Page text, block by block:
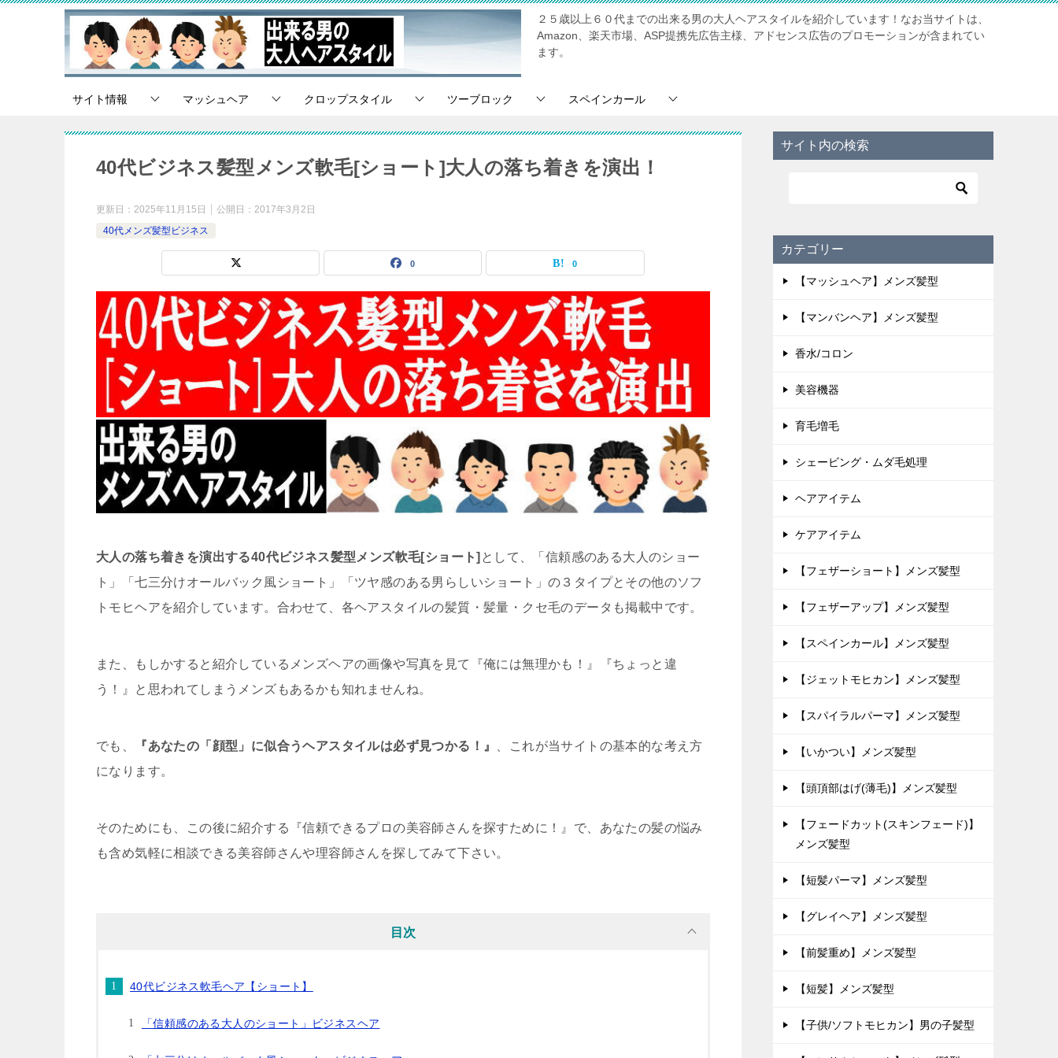
２５歳以上６０代までの出来る男の大人ヘアスタイルを紹介しています！なお当サイトは、
Amazon、楽天市場、ASP提携先広告主様、アドセンス広告のプロモーションが含まれてい
ます。
サイト情報 マッシュヘア クロップスタイル ツーブロック スペインカール
40代ビジネス髪型メンズ軟毛[ショート]大人の落ち着きを演出！
更新日： 2025年11月15日 公開日： 2017年3月2日
40代メンズ髪型ビジネス
0 0
大人の落ち着きを演出する40代ビジネス髪型メンズ軟毛[ショート] として、「信頼感のある大人のショー
ト」「七三分けオールバック風ショート」「ツヤ感のある男らしいショート」の３タイプとその他のソフ
トモヒヘアを紹介しています。合わせて、各ヘアスタイルの髪質・髪量・クセ毛のデータも掲載中です。
また、もしかすると紹介しているメンズヘアの画像や写真を見て『俺には無理かも！』『ちょっと違
う！』と思われてしまうメンズもあるかも知れませんね。
でも、 『あなたの「顔型」に似合うヘアスタイルは必ず見つかる！』
、これが当サイトの基本的な考え方
になります。
そのためにも、この後に紹介する『信頼できるプロの美容師さんを探すために！』で、あなたの髪の悩み
も含め気軽に相談できる美容師さんや理容師さんを探してみて下さい。
目次
40代ビジネス軟毛ヘア【ショート】
「信頼感のある大人のショート」ビジネスヘア
サイト内の検索
カテゴリー
【マッシュヘア】メンズ髪型
【マンバンヘア】メンズ髪型
香水/コロン
美容機器
育毛増毛
シェービング・ムダ毛処理
ヘアアイテム
ケアアイテム
【フェザーショート】メンズ髪型
【フェザーアップ】メンズ髪型
【スペインカール】メンズ髪型
【ジェットモヒカン】メンズ髪型
【スパイラルパーマ】メンズ髪型
【いかつい】メンズ髪型
【頭頂部はげ(薄毛)】メンズ髪型
【フェードカット(スキンフェード)】
メンズ髪型
【短髪パーマ】メンズ髪型
【グレイヘア】メンズ髪型
【前髪重め】メンズ髪型
【短髪】メンズ髪型
【子供/ソフトモヒカン】男の子髪型